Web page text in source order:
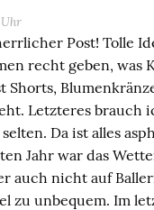
Uhr
Post! Tolle
recht geben, was
Shorts,
Letzteres brauch
selten. Da ist alles
Jahr war das
auch nicht auf
zu unbequem. Im